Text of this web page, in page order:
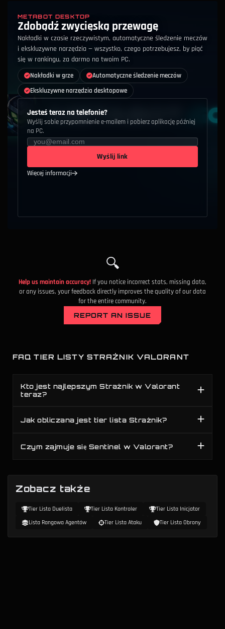
METABOT DESKTOP
Zdobądź zwycięską przewagę
Nakładki w czasie rzeczywistym, automatyczne śledzenie meczów
i ekskluzywne narzędzia — wszystko, czego potrzebujesz, by piąć
się w rankingu, za darmo na twoim PC.
Nakładki w grze
Automatyczne śledzenie meczów
Ekskluzywne narzędzia desktopowe
Jesteś teraz na telefonie?
Wyślij sobie przypomnienie e-mailem i pobierz aplikację później
na PC.
Wyślij link
Więcej informacji
🔍
Help us maintain accuracy! If you notice incorrect stats, missing data,
or any issues, your feedback directly improves the quality of our data
for the entire community.
REPORT AN ISSUE
FAQ TIER LISTY STRAŻNIK VALORANT
Kto jest najlepszym Strażnik w Valorant
teraz?
Jak obliczana jest tier lista Strażnik?
Czym zajmuje się Sentinel w Valorant?
Zobacz także
Tier Lista Duelista Tier Lista Kontroler
Tier Lista Inicjator
Lista Rangowa Agentów
Tier Lista Ataku Tier Lista Obrony